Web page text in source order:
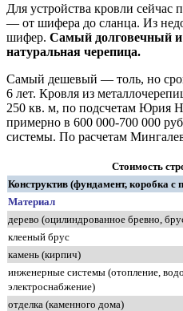
Для устройства кровли сейчас
— от шифера до сланца. Из
шифер. Самый долговечный
натуральная черепица.
Самый дешевый — толь, но
6 лет. Кровля из
250 кв. м, по подсчетам Юрия
примерно в 600 000-700 000
системы. По расчетам
Стоимость
Конструктив (фундамент, коробка
Материал
дерево (оцилиндрованное бревно,
клееный брус
камень (кирпич)
инженерные системы (отопление,
электроснабжение)
отделка (каменного дома)